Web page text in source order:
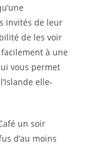
invités de leur
de les voir
à une
vous permet
elle-
un soir
d’au moins